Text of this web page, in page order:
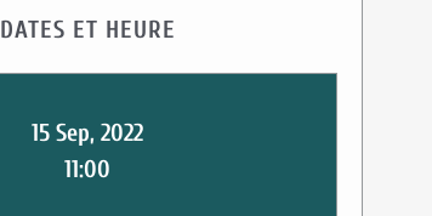
DATES ET HEURE
15 Sep, 2022
11:00